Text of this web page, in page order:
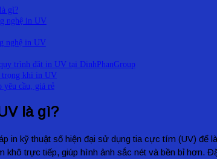
gì?
nghệ in UV
nghệ in UV
trình đặt in UV tại DinhPhanGroup
trọng khi in UV
cầu, giá rẻ
là gì?
in kỹ thuật số hiện đại sử dụng tia cực tím (UV)
khô trực tiếp, giúp hình ảnh sắc nét và bền bỉ hơn.